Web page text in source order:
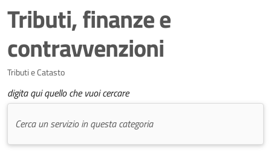
Tributi, finanze e
contravvenzioni
Tributi e Catasto
digita qui quello che vuoi cercare